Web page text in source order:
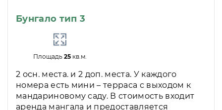
Бунгало тип 3
Площадь 25кв.м.
2 осн. места. и 2 доп. места. У каждого
номера есть мини – терраса с выходом к
мандариновому саду. В стоимость входит
аренда мангала и предоставляется